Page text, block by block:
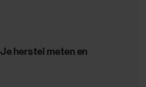
Je herstel meten en